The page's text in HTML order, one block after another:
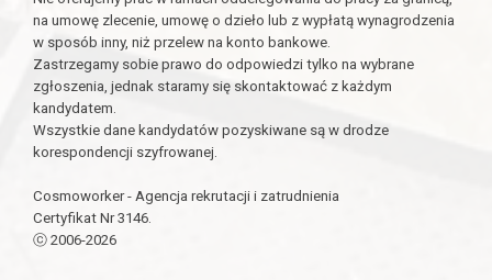
na umowę zlecenie, umowę o dzieło lub z wypłatą wynagrodzenia
w sposób inny, niż przelew na konto bankowe.
Zastrzegamy sobie prawo do odpowiedzi tylko na wybrane
zgłoszenia, jednak staramy się skontaktować z każdym
kandydatem.
Wszystkie dane kandydatów pozyskiwane są w drodze
korespondencji szyfrowanej.
Cosmoworker - Agencja rekrutacji i zatrudnienia
Certyfikat Nr 3146.
ⓒ 2006-2026